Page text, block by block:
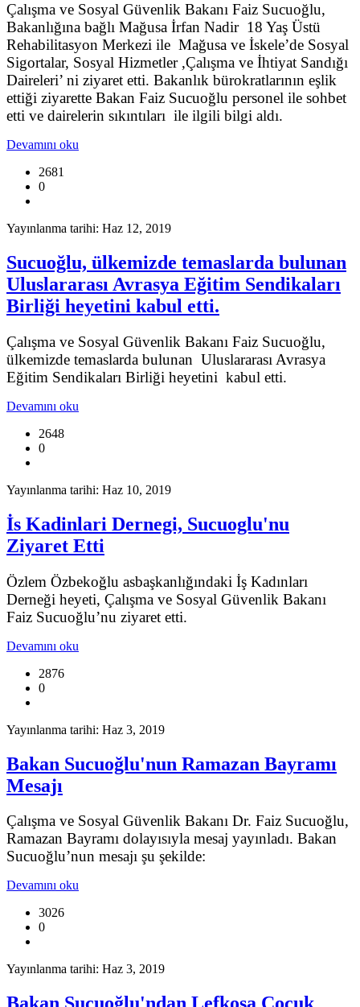
Çalışma ve Sosyal Güvenlik Bakanı Faiz Sucuoğlu,
Bakanlığına bağlı Mağusa İrfan Nadir 18 Yaş Üstü
Rehabilitasyon Merkezi ile Mağusa ve İskele’de Sosyal
Sigortalar, Sosyal Hizmetler ,Çalışma ve İhtiyat Sandığı
Daireleri’ ni ziyaret etti. Bakanlık bürokratlarının eşlik
ettiği ziyarette Bakan Faiz Sucuoğlu personel ile sohbet
etti ve dairelerin sıkıntıları ile ilgili bilgi aldı.
Devamını oku
2681
0
Yayınlanma tarihi: Haz 12, 2019
Sucuoğlu, ülkemizde temaslarda bulunan
Uluslararası Avrasya Eğitim Sendikaları
Birliği heyetini kabul etti.
Çalışma ve Sosyal Güvenlik Bakanı Faiz Sucuoğlu,
ülkemizde temaslarda bulunan Uluslararası Avrasya
Eğitim Sendikaları Birliği heyetini kabul etti.
Devamını oku
2648
0
Yayınlanma tarihi: Haz 10, 2019
İs Kadinlari Dernegi, Sucuoglu'nu
Ziyaret Etti
Özlem Özbekoğlu asbaşkanlığındaki İş Kadınları
Derneği heyeti, Çalışma ve Sosyal Güvenlik Bakanı
Faiz Sucuoğlu’nu ziyaret etti.
Devamını oku
2876
0
Yayınlanma tarihi: Haz 3, 2019
Bakan Sucuoğlu'nun Ramazan Bayramı
Mesajı
Çalışma ve Sosyal Güvenlik Bakanı Dr. Faiz Sucuoğlu,
Ramazan Bayramı dolayısıyla mesaj yayınladı. Bakan
Sucuoğlu’nun mesajı şu şekilde:
Devamını oku
3026
0
Yayınlanma tarihi: Haz 3, 2019